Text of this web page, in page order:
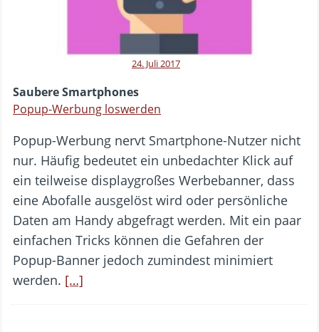
24. Juli 2017
Saubere Smartphones
Popup-Werbung loswerden
Popup-Werbung nervt Smartphone-Nutzer nicht
nur. Häufig bedeutet ein unbedachter Klick auf
ein teilweise displaygroßes Werbebanner, dass
eine Abofalle ausgelöst wird oder persönliche
Daten am Handy abgefragt werden. Mit ein paar
einfachen Tricks können die Gefahren der
Popup-Banner jedoch zumindest minimiert
werden. […]